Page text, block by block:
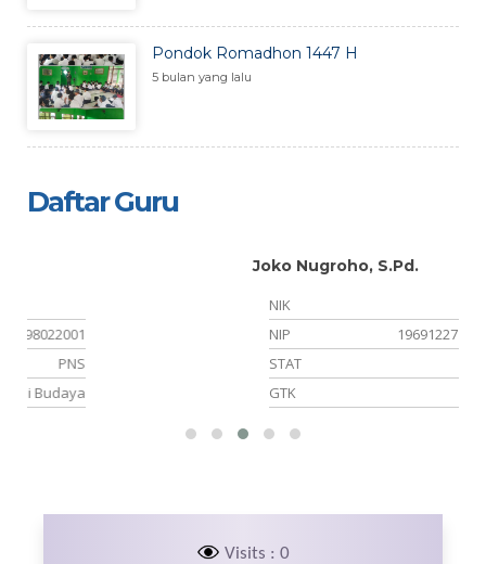
Pondok Romadhon 1447 H
5 bulan yang lalu
Daftar Guru
Joko Nugroho, S.Pd.
196912271998031009
Visits : 0